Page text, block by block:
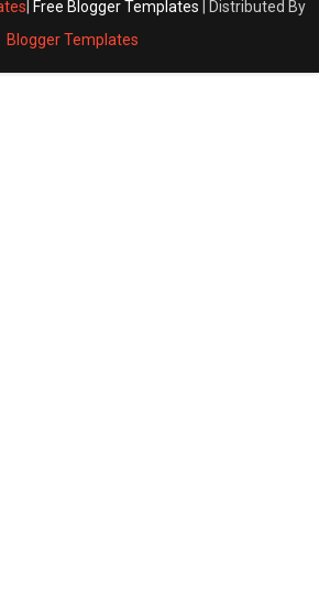
Free Blogger Templates | Distributed By
Blogger Templates